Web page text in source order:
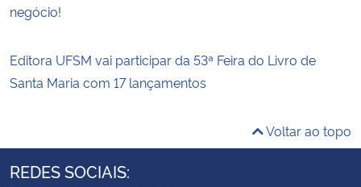
negócio!
Editora UFSM vai participar da 53ª Feira do Livro de
Santa Maria com 17 lançamentos
Voltar ao topo
REDES SOCIAIS: